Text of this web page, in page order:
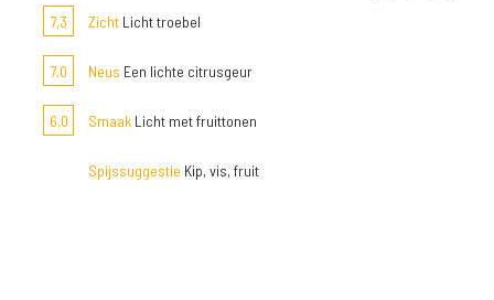
7,3
Zicht Licht troebel
7,0 Neus Een lichte citrusgeur
6,0 Smaak Licht met fruittonen
Spijssuggestie Kip, vis, fruit